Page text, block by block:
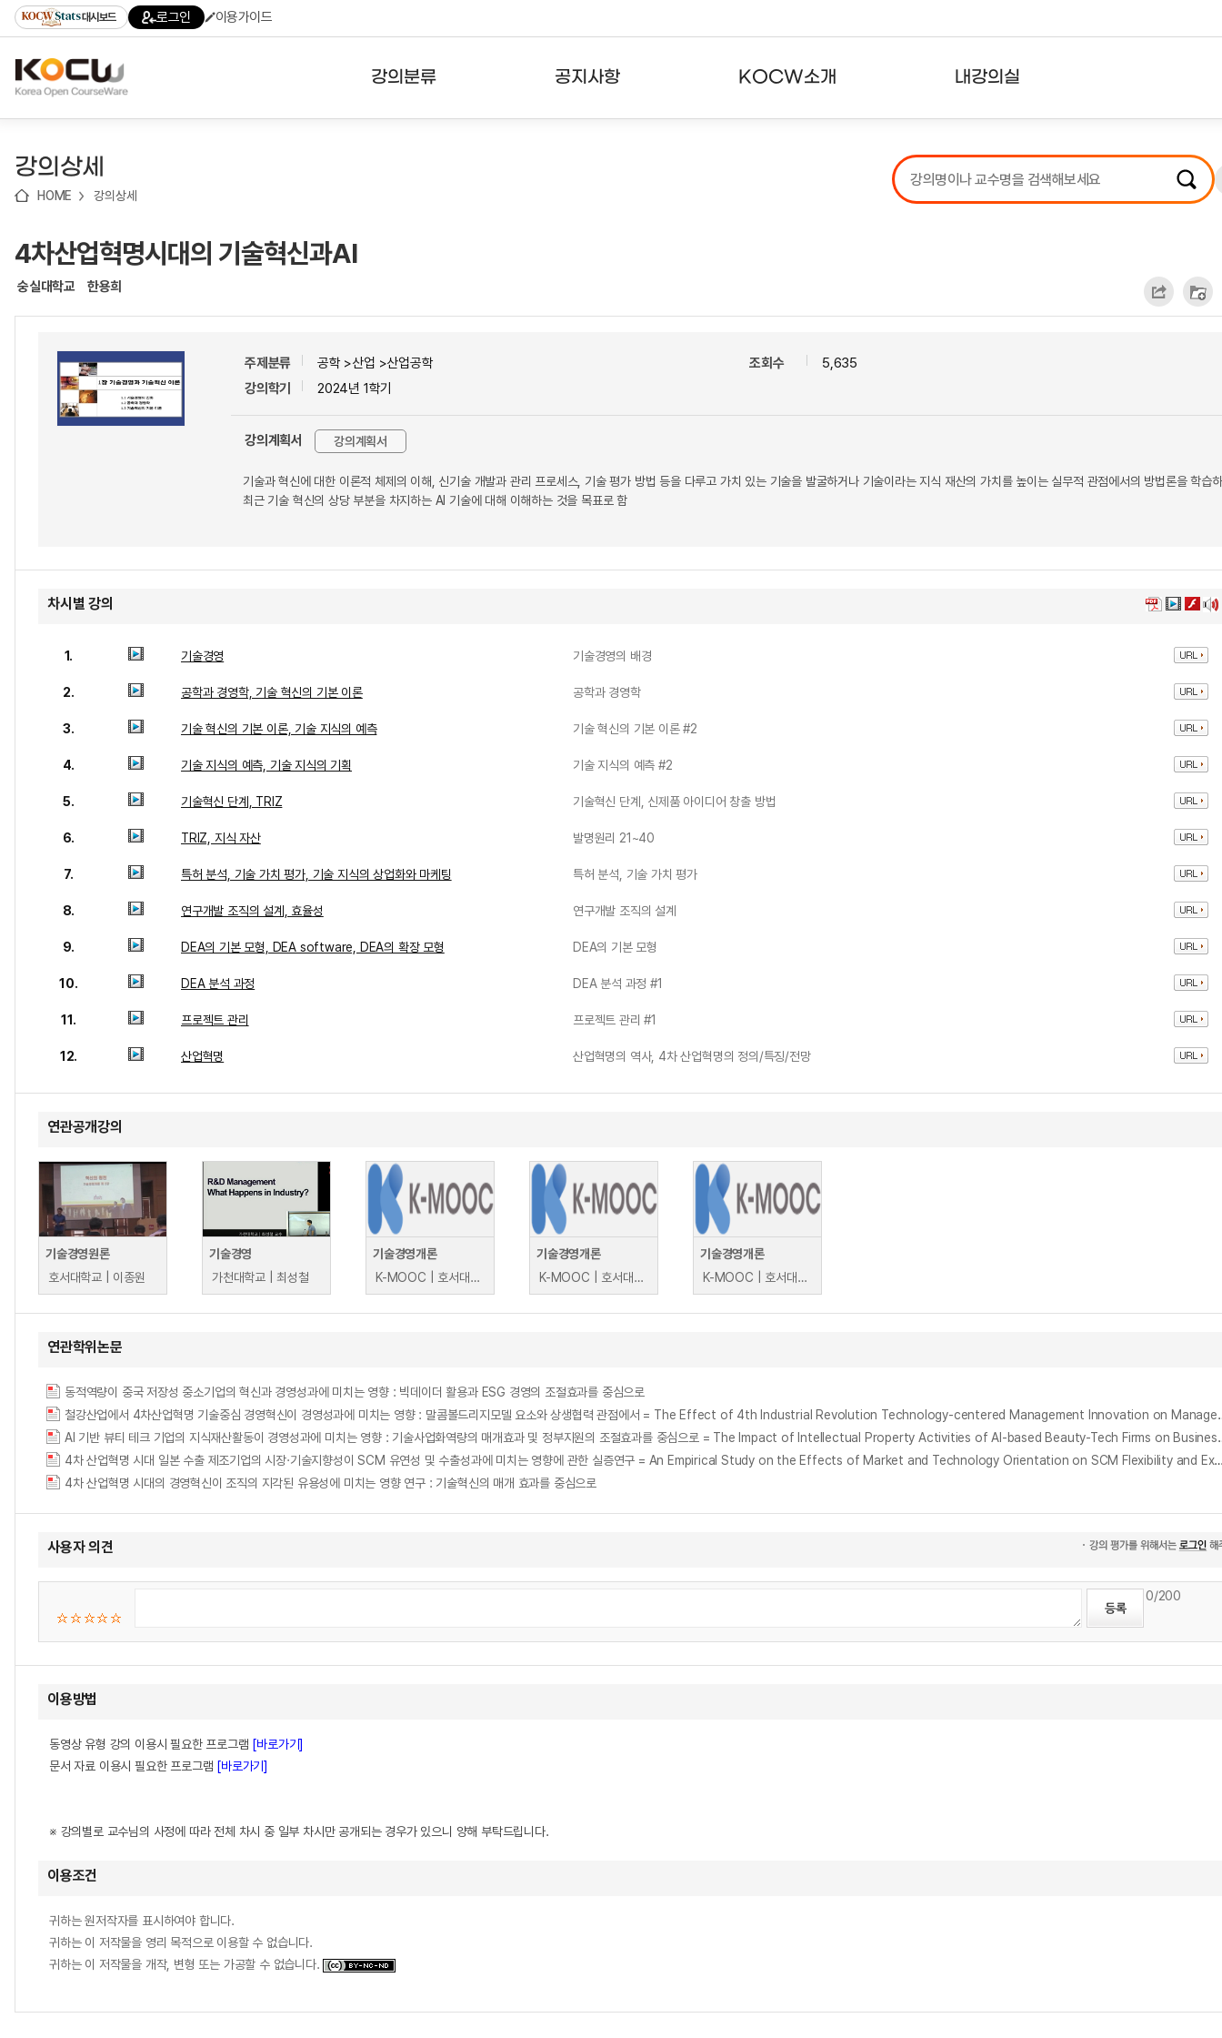
기
기
기
content)
가
대시보드 로그인 이용가이드
강의분류 공지사항 KOCW소개 내강의실
강의리스트
수강확인증강의
강의상세
HOME 강의상세
4차산업혁명시대의 기술혁신과AI
숭실대학교 한용희
주제분류
공학 >산업 >산업공학
강의학기
2024년 1학기
조회수 5,635
강의계획서 강의계획서
기술과 혁신에 대한 이론적 체제의 이해, 신기술 개발과 관리 프로세스, 기술 평가 방법 등을 다루고 가치 있는 기술을 발굴하거나 기술이라는 지식 재산의 가치를 높이는 실무적 관점에서의 방법론을 학습
최근 기술 혁신의 상당 부분을 차지하는 AI 기술에 대해 이해하는 것을 목표로 함
차시별 강의
1. 기술경영 기술경영의 배경
2. 공학과 경영학, 기술 혁신의 기본 이론 공학과 경영학
3. 기술 혁신의 기본 이론, 기술 지식의 예측 기술 혁신의 기본 이론 #2
4. 기술 지식의 예측, 기술 지식의 기획 기술 지식의 예측 #2
5. 기술혁신 단계, TRIZ 기술혁신 단계, 신제품 아이디어 창출 방법
6. TRIZ, 지식 자산 발명원리 21~40
7. 특허 분석, 기술 가치 평가, 기술 지식의 상업화와 마케팅 특허 분석, 기술 가치 평가
8. 연구개발 조직의 설계, 효율성 연구개발 조직의 설계
9. DEA의 기본 모형, DEA software, DEA의 확장 모형 DEA의 기본 모형
10. DEA 분석 과정 DEA 분석 과정 #1
11. 프로젝트 관리 프로젝트 관리 #1
12. 산업혁명 산업혁명의 역사, 4차 산업혁명의 정의/특징/전망
연관공개강의
기술경영원론
호서대학교 | 이종원
기술경영
가천대학교 | 최성철
기술경영개론
K-MOOC | 호서대학교 이종원
기술경영개론
K-MOOC | 호서대학교 이종원
기술경영개론
K-MOOC | 호서대학교 이종원
연관학위논문
동적역량이 중국 저장성 중소기업의 혁신과 경영성과에 미치는 영향 : 빅데이더 활용과 ESG 경영의 조절효과를 중심으로
철강산업에서 4차산업혁명 기술중심 경영혁신이 경영성과에 미치는 영향 : 말콤볼드
AI 기반 뷰티 테크 기업의 지식재산활동이 경영성과에 미치는 영향 : 기술사업화역량의 매개
4차 산업혁명 시대 일본 수출 제조기업의 시장·기술지향성이 SCM 유연성 및 수출성과에 미치는 영향에 관한 실증연구 = An Empirical Study on the Effects of Market and
4차 산업혁명 시대의 경영혁신이 조직의 지각된 유용성에 미치는 영향 연구 : 기술혁신의 매개 효과를 중심으로
사용자 의견
0/200
이용방법
동영상 유형 강의 이용시 필요한 프로그램 [바로가기]
문서 자료 이용시 필요한 프로그램 [바로가기]
※ 강의별로 교수님의 사정에 따라 전체 차시 중 일부 차시만 공개되는 경우가 있으니 양해 부탁드립니다.
이용조건
귀하는 원저작자를 표시하여야 합니다.
귀하는 이 저작물을 영리 목적으로 이용할 수 없습니다.
귀하는 이 저작물을 개작, 변형 또는 가공할 수 없습니다.